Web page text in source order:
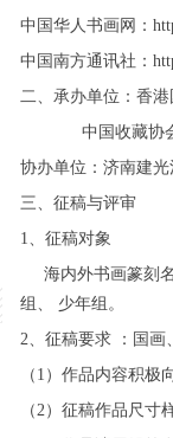
中国华人书画网：
中国南方通讯社：
二、承办单位：香
中国收藏协
协办单位：济南建光
三、征稿与评审
1、征稿对象
海内外书画篆刻名
组、 少年组。
2、征稿要求 ：国画
（1）作品内容积极
（2）征稿作品尺寸